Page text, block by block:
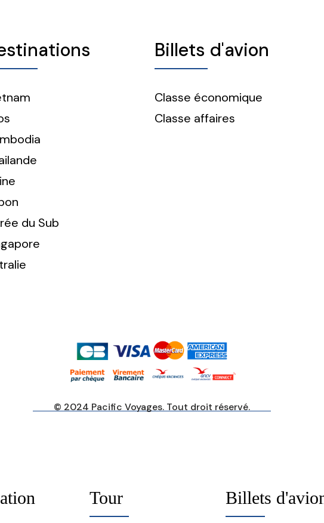
du Sub
Billets d'avion
Classe économique
Classe affaires
© 2024 Pacific Voyages. Tout droit réservé.
Tour Billets